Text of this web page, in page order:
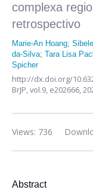
complexa
retrospectivo
Marie-An Hoang;
da-Silva; Tara Lisa
Spicher
http://dx.doi.org/
BrJP,vol.9, e202666,
Views: 736
Abstract